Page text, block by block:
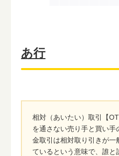
あ行
相対（あいたい）取引【
を通さない売り手と買い
金取引は相対取り引きが一
ているという意味で、誰と